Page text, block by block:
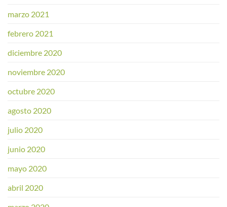
marzo 2021
febrero 2021
diciembre 2020
noviembre 2020
octubre 2020
agosto 2020
julio 2020
junio 2020
mayo 2020
abril 2020